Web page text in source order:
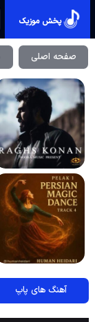
پخش موزیک
صفحه اصلی
آهنگ های پاپ